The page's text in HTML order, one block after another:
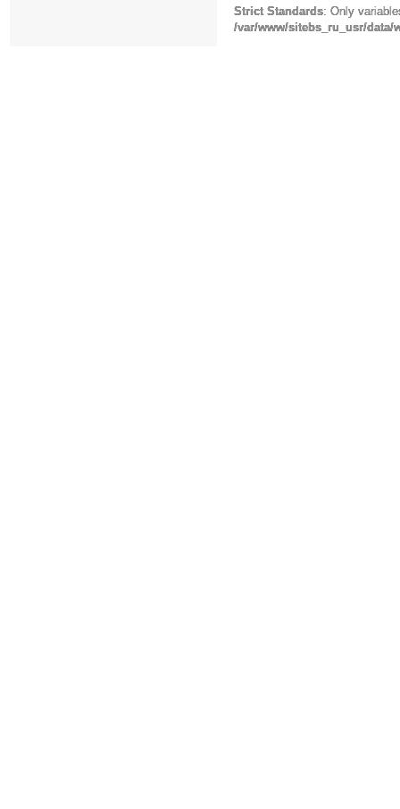
Strict Standards: Only
/var/www/sitebs_ru_usr/